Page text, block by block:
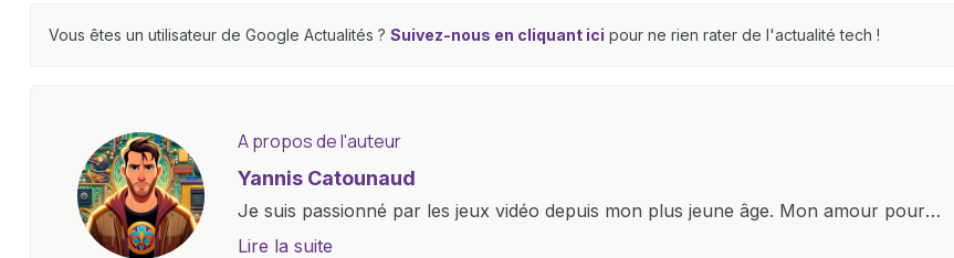
Vous êtes un utilisateur de Google Actualités ? Suivez-nous en cliquant ici pour ne rien rater de l'actualité tech !
A propos de l'auteur
Yannis Catounaud
Je suis passionné par les jeux vidéo depuis mon plus jeune âge. Mon amour pour
l'univers numérique m'a conduit à explorer constamment les dernières avancées dans
Lire la suite